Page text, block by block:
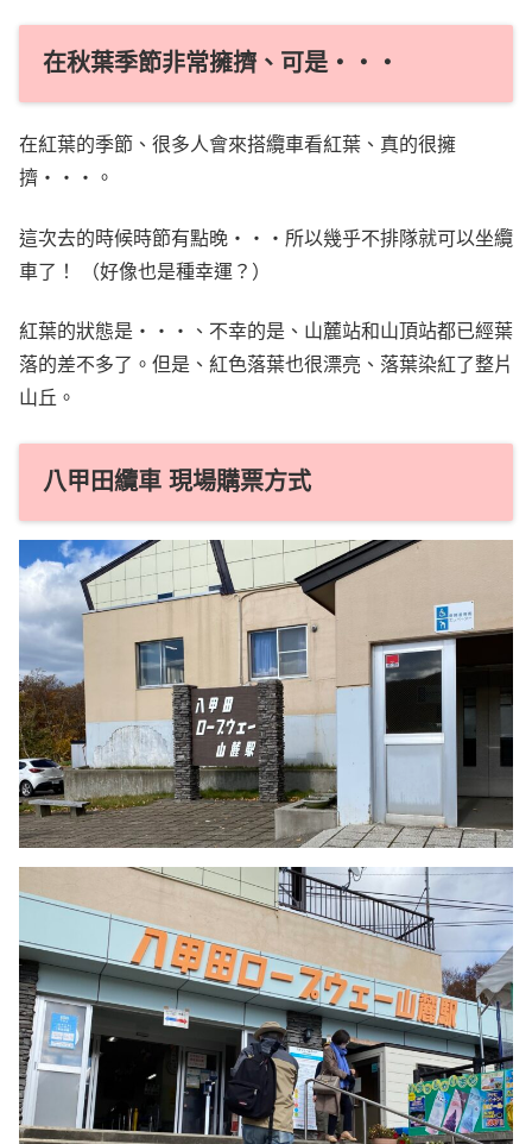
在秋葉季節非常擁擠、可是・・・
在紅葉的季節、很多人會來搭纜車看紅葉、真的很擁
擠・・・。
這次去的時候時節有點晚・・・所以幾乎不排隊就可以坐纜
車了！ （好像也是種幸運？）
紅葉的狀態是・・・、不幸的是、山麓站和山頂站都已經葉
落的差不多了。但是、紅色落葉也很漂亮、落葉染紅了整片
山丘。
八甲田纜車 現場購票方式